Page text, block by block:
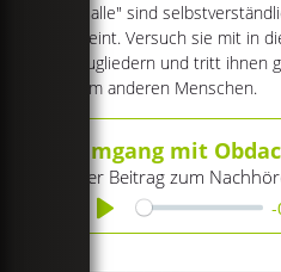
Mit "alle" sind
gemeint. Versuch sie mit in
einzugliedern und tritt ihnen
jedem anderen Menschen.
Umgang mit
Der Beitrag zum
Play
-